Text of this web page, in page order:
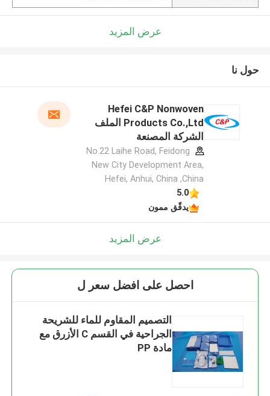
عرض المزيد
حول نا
Hefei C&P Nonwoven
Products Co.,Ltd الملف
الشركة المصنعة
No.22 Laihe Road, Feidong
New City Development Area,
Hefei, Anhui, China ,China
5.0
يدقّق ممون
عرض المزيد
احصل على افضل سعر ل
التصميم المقاوم للماء للشريحة
الجراحية في القسم C الأزرق مع
مادة PP